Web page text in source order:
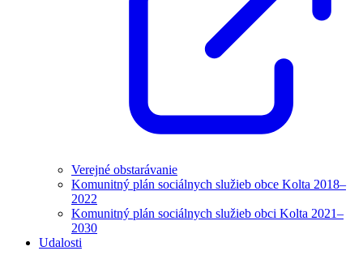
Verejné obstarávanie
Komunitný plán sociálnych služieb obce Kolta 2018–
2022
Komunitný plán sociálnych služieb obci Kolta 2021–
2030
Udalosti